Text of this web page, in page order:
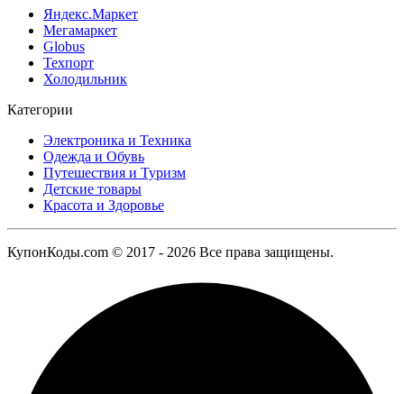
Яндекс.Маркет
Мегамаркет
Globus
Техпорт
Холодильник
Категории
Электроника и Техника
Одежда и Обувь
Путешествия и Туризм
Детские товары
Красота и Здоровье
КупонКоды.com © 2017 - 2026 Все права защищены.